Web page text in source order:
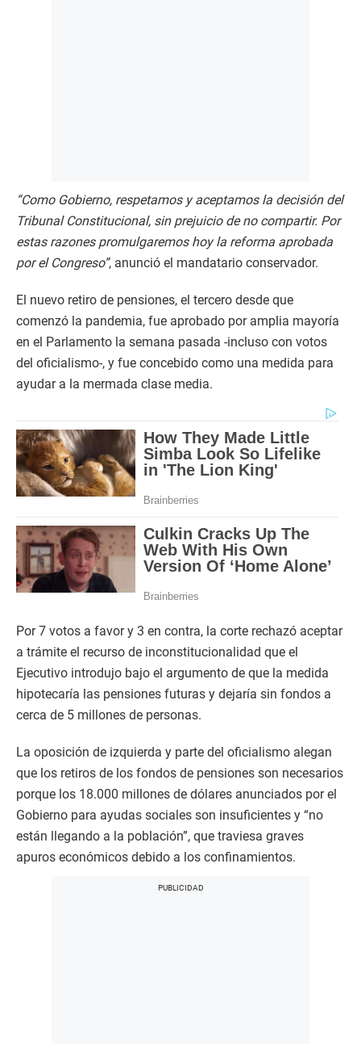
“Como Gobierno, respetamos y aceptamos la decisión del
Tribunal Constitucional, sin prejuicio de no compartir. Por
estas razones promulgaremos hoy la reforma aprobada
por el Congreso”, anunció el mandatario conservador.
El nuevo retiro de pensiones, el tercero desde que
comenzó la pandemia, fue aprobado por amplia mayoría
en el Parlamento la semana pasada -incluso con votos
del oficialismo-, y fue concebido como una medida para
ayudar a la mermada clase media.
Por 7 votos a favor y 3 en contra, la corte rechazó aceptar
a trámite el recurso de inconstitucionalidad que el
Ejecutivo introdujo bajo el argumento de que la medida
hipotecaría las pensiones futuras y dejaría sin fondos a
cerca de 5 millones de personas.
La oposición de izquierda y parte del oficialismo alegan
que los retiros de los fondos de pensiones son necesarios
porque los 18.000 millones de dólares anunciados por el
Gobierno para ayudas sociales son insuficientes y “no
están llegando a la población”, que traviesa graves
apuros económicos debido a los confinamientos.